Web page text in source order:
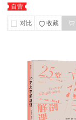
自营
对比 收藏